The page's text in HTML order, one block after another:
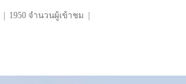
1950 จำนวนผู้เข้าชม